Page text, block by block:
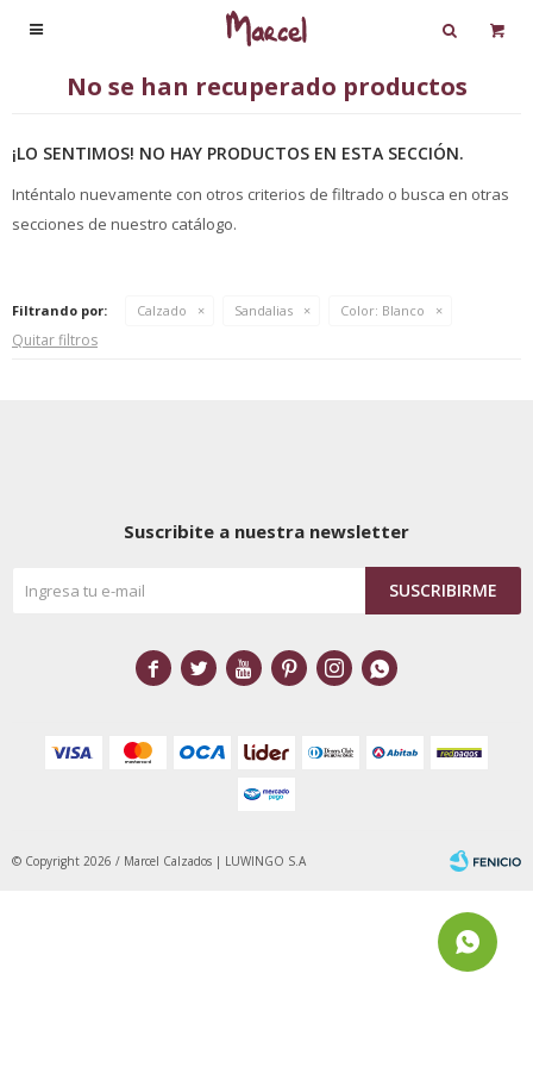

No se han recuperado productos
¡LO SENTIMOS! NO HAY PRODUCTOS EN ESTA SECCIÓN.
Inténtalo nuevamente con otros criterios de filtrado o busca en otras
secciones de nuestro catálogo.
Filtrando por: Calzado Sandalias Color: Blanco
Quitar filtros
Suscribite a nuestra newsletter
SUSCRIBIRME
     
© Copyright 2026 / Marcel Calzados | LUWINGO S.A